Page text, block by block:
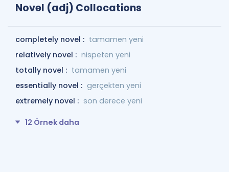
Novel (adj) Collocations
completely novel : tamamen yeni
relatively novel : nispeten yeni
totally novel : tamamen yeni
essentially novel : gerçekten yeni
extremely novel : son derece yeni
12 Örnek daha